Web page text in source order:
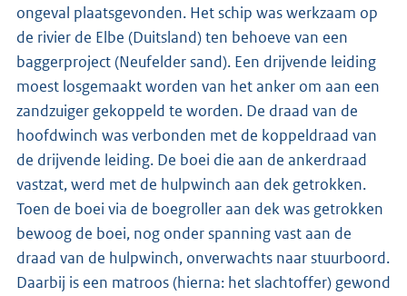
ongeval plaatsgevonden. Het schip was werkzaam op
de rivier de Elbe (Duitsland) ten behoeve van een
baggerproject (Neufelder sand). Een drijvende leiding
moest losgemaakt worden van het anker om aan een
zandzuiger gekoppeld te worden. De draad van de
hoofdwinch was verbonden met de koppeldraad van
de drijvende leiding. De boei die aan de ankerdraad
vastzat, werd met de hulpwinch aan dek getrokken.
Toen de boei via de boegroller aan dek was getrokken
bewoog de boei, nog onder spanning vast aan de
draad van de hulpwinch, onverwachts naar stuurboord.
Daarbij is een matroos (hierna: het slachtoffer) gewond